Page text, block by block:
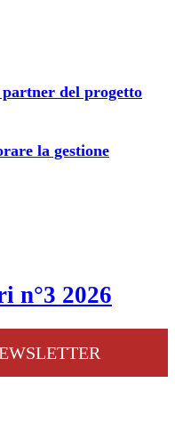
partner del progetto
la gestione
n°3 2026